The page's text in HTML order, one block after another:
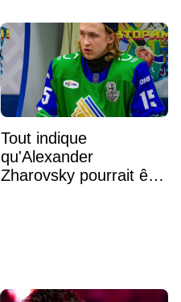
Tout indique
qu'Alexander
Zharovsky pourrait être